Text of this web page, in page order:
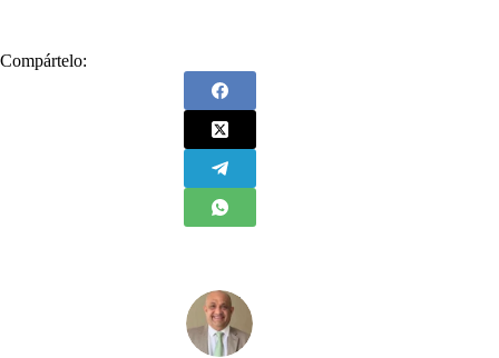
Compártelo: